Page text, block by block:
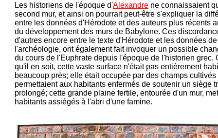
Les historiens de l'époque d'Alexandre ne connaissaient
second mur, et ainsi on pourrait peut-être s'expliquer la
entre les données d'Hérodote et des auteurs plus récents
du développement des murs de Babylone. Ces
d'autres encore entre le texte d'Hérodote et les données de
l'archéologie, ont également fait invoquer un possible
du cours de l'Euphrate depuis l'époque de l'historien grec.
qu'il en soit, cette vaste surface n'était pas entièrement
beaucoup près; elle était occupée par des champs cultivés
permettaient aux habitants enfermés de soutenir un siège
prolongé; cette grande plaine fertile, entourée d'un mur,
habitants assiégés à l'abri d'une famine.
-